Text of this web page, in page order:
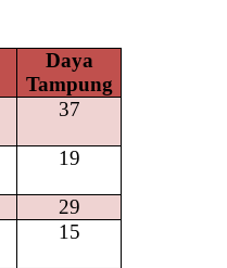
Daya
Tampung
37
19
29
15